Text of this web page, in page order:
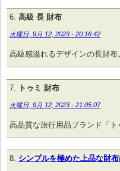
高級 長 財布
火曜日, 9月 12, 2023 - 20:16:42
高級感溢れるデザインの長財
トゥミ 財布
火曜日, 9月 12, 2023 - 21:05:07
高品質な旅行用品ブランド「
シンプルを極めた上品な財